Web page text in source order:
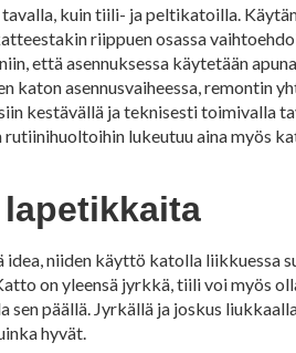
kuin tiili- ja peltikatoilla.
riippuen osassa
että asennuksessa käytetään
katon asennusvaiheessa,
kestävällä ja teknisesti
lukeutuu aina myös
idea, niiden käyttö katolla
on yleensä jyrkkä, tiili voi myös
päällä. Jyrkällä ja joskus
hyvät.